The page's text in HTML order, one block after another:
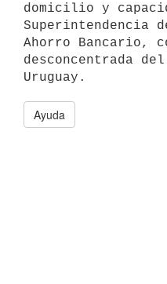
domicilio y
Superintendencia
Ahorro Bancario,
desconcentrada
Ayuda